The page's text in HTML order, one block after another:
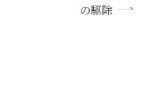
の駆除 »